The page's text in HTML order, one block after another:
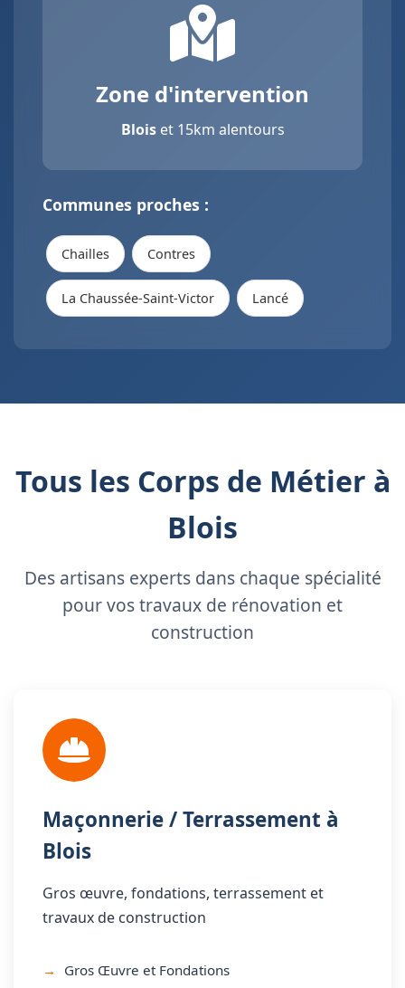
Zone d'intervention
Bloiset 15km alentours
Communes proches :
Chailles Contres
La Chaussée-Saint-Victor Lancé
Tous les Corps de Métier à
Blois
Des artisans experts dans chaque spécialité
pour vos travaux de rénovation et
construction
Maçonnerie / Terrassement à
Blois
Gros œuvre, fondations, terrassement et
travaux de construction
Gros Œuvre et Fondations